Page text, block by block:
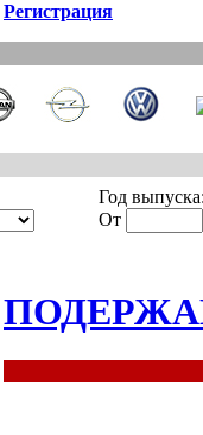
Регистрация
Год
От